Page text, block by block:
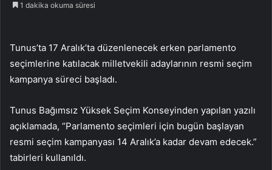
1 dakika okuma süresi
Tunus’ta 17 Aralık’ta düzenlenecek erken parlamento
seçimlerine katılacak milletvekili adaylarının resmi seçim
kampanya süreci başladı.
Tunus Bağımsız Yüksek Seçim Konseyinden yapılan yazılı
açıklamada, “Parlamento seçimleri için bugün başlayan
resmi seçim kampanyası 14 Aralık’a kadar devam edecek.”
tabirleri kullanıldı.